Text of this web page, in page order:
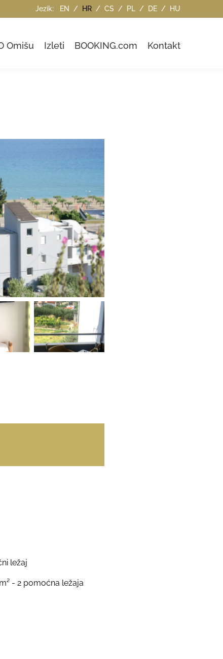
Jezik: EN / HR / CS / PL / DE / HU
Omišu Izleti BOOKING.com Kontakt
ležaj
- 2 pomoćna ležaja